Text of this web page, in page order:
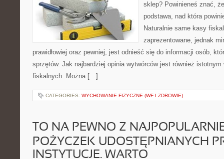
sklep? Powinieneś znać,
podstawa, nad która
Naturalnie same kasy
zaprezentowane, jednak
prawidłowiej oraz pewniej, jest odnieść się do informacji osób,
sprzętów. Jak najbardziej opinia wytwórców jest również istotnym
fiskalnych. Można […]
CATEGORIES: WYCHOWANIE FIZYCZNE (WF I ZDROWIE)
TO NA PEWNO Z
POŻYCZEK UDOSTĘPNIANYCH
INSTYTUCJE. WARTO